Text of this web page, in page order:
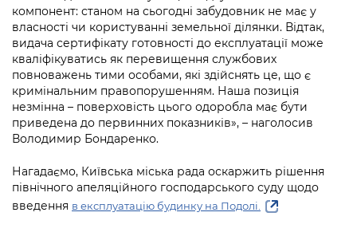
Підприємства, установи, організації
Kyiv International Relations
Річні звіти
Гендерна політика
Київська міська військова адміністрація
Пам'ятки культурної спадщини
Портал Захисників та Захисниць
Безбар'єрність
Портал послуг
Міський застосунок Київ Цифровий
Важливе під час воєнного стану
«Ініціатива «Партнерство «Відкритий
Уряд» – місцевий рівень»
Важливе під час воєнного стану
Про відкриті дані
Портал даних Києва
Публічні дашборди
компонент: станом на сьогодні забудовник не має у
власності чи користуванні земельної ділянки. Відтак,
видача сертифікату готовності до експлуатації може
кваліфікуватись як перевищення службових
повноважень тими особами, які здійснять це, що є
кримінальним правопорушенням. Наша позиція
незмінна – поверховість цього одоробла має бути
приведена до первинних показників», – наголосив
Володимир Бондаренко.
Нагадаємо, Київська міська рада оскаржить рішення
північного апеляційного господарського суду щодо
введення в експлуатацію будинку на Подолі.